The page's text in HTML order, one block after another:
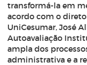
transformá-la em
acordo com o
UniCesumar, José
Autoavaliação
ampla dos
administrativa e a